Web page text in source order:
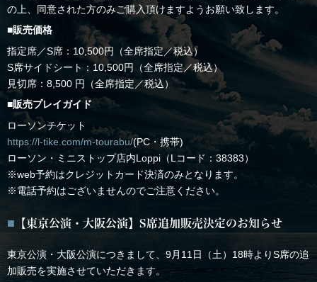
の上、同意された方のみご購入頂けますようお願い致します。
■販売価格
指定席／S席：10,500円（全席指定／税込）
S席サイドシート：10,500円（全席指定／税込）
見切席：8,500 円（全席指定／税込）
■販売プレイガイド
ローソンチケット
https://l-tike.com/m-tourabu/(PC・携帯)
ローソン・ミニストップ店内Loppi（Lコード：38383）
※web予約はクレジットカード決済のみとなります。
※電話予約はございませんのでご注意ください。
【東京公演・大阪公演】S席追加販売決定のお知らせ
東京公演・大阪公演につきまして、9月11日（土）18時よりS席の追
加販売を実施させていただきます。